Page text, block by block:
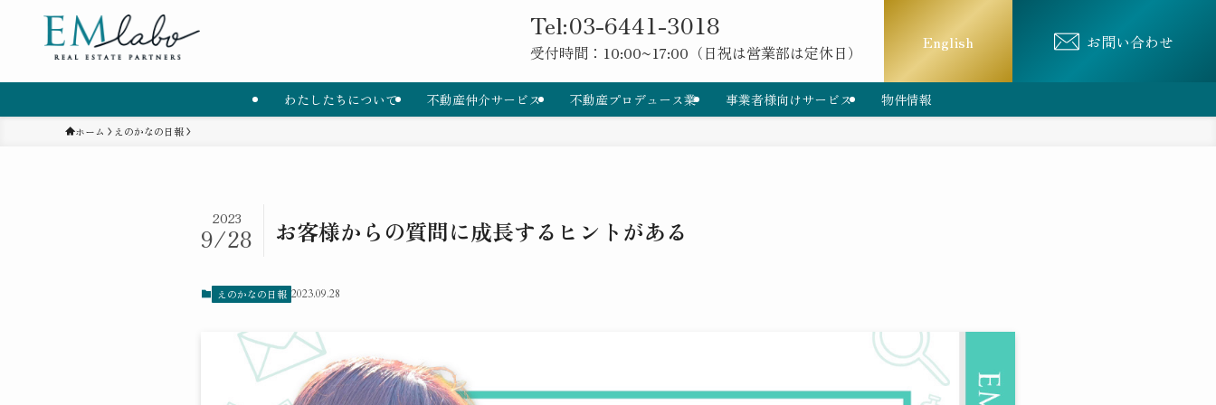
わたしたちについて 不動産仲介サービス 不動産プロデュース業 事業者様向けサービス 物件情報
Tel:03-6441-3018
受付時間：10:00~17:00（日祝は営業部は定休日）
English お問い合わせ
ホーム えのかなの日報
お客様からの質問に成長するヒントがある
2023
9/28
えのかなの日報 2023.09.28